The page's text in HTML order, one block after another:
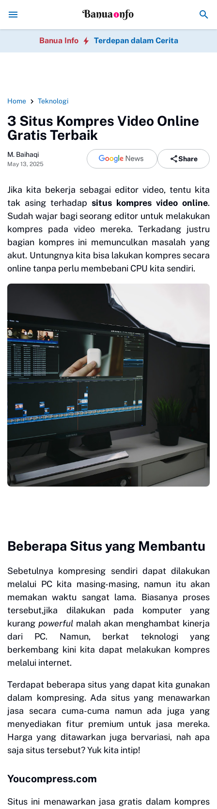
Hindari 7 Kesalahan Bisnis Online Pemula yang Paling Fatal
Banua Info Terdepan dalam Cerita
Home Teknologi
3 Situs Kompres Video Online
Gratis Terbaik
M. Baihaqi
May 13, 2025
Share
Jika kita bekerja sebagai editor video, tentu kita
tak asing terhadap situs kompres video online.
Sudah wajar bagi seorang editor untuk melakukan
kompres pada video mereka. Terkadang justru
bagian kompres ini memunculkan masalah yang
akut. Untungnya kita bisa lakukan kompres secara
online tanpa perlu membebani CPU kita sendiri.
Beberapa Situs yang Membantu
Sebetulnya kompresing sendiri dapat dilakukan
melalui PC kita masing-masing, namun itu akan
memakan waktu sangat lama. Biasanya proses
tersebut,jika dilakukan pada komputer yang
kurang powerful malah akan menghambat kinerja
dari PC. Namun, berkat teknologi yang
berkembang kini kita dapat melakukan kompres
melalui internet.
Terdapat beberapa situs yang dapat kita gunakan
dalam kompresing. Ada situs yang menawarkan
jasa secara cuma-cuma namun ada juga yang
menyediakan fitur premium untuk jasa mereka.
Harga yang ditawarkan juga bervariasi, nah apa
saja situs tersebut? Yuk kita intip!
Youcompress.com
Situs ini menawarkan jasa gratis dalam kompres